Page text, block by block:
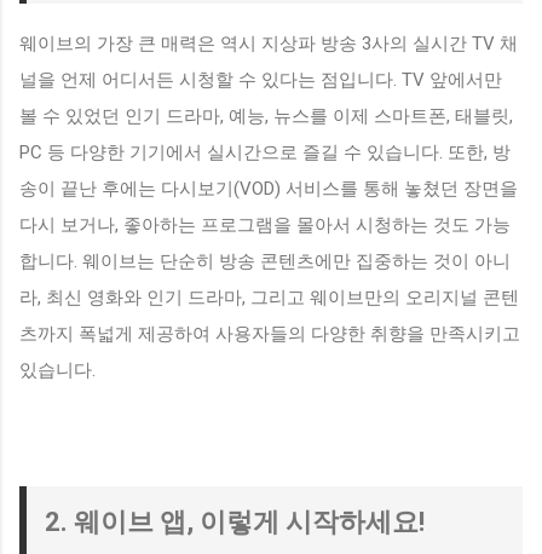
웨이브의 가장 큰 매력은 역시 지상파 방송 3사의 실시간 TV 채
널을 언제 어디서든 시청할 수 있다는 점입니다. TV 앞에서만
볼 수 있었던 인기 드라마, 예능, 뉴스를 이제 스마트폰, 태블릿,
PC 등 다양한 기기에서 실시간으로 즐길 수 있습니다. 또한, 방
송이 끝난 후에는 다시보기(VOD) 서비스를 통해 놓쳤던 장면을
다시 보거나, 좋아하는 프로그램을 몰아서 시청하는 것도 가능
합니다. 웨이브는 단순히 방송 콘텐츠에만 집중하는 것이 아니
라, 최신 영화와 인기 드라마, 그리고 웨이브만의 오리지널 콘텐
츠까지 폭넓게 제공하여 사용자들의 다양한 취향을 만족시키고
있습니다.
2. 웨이브 앱, 이렇게 시작하세요!